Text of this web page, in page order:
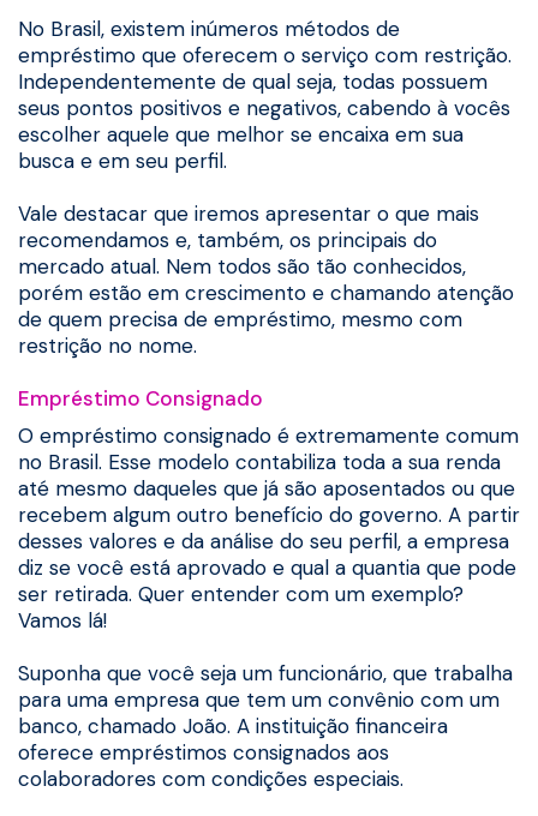
No Brasil, existem inúmeros métodos de
empréstimo que oferecem o serviço com restrição.
Independentemente de qual seja, todas possuem
seus pontos positivos e negativos, cabendo à vocês
escolher aquele que melhor se encaixa em sua
busca e em seu perfil.
Vale destacar que iremos apresentar o que mais
recomendamos e, também, os principais do
mercado atual. Nem todos são tão conhecidos,
porém estão em crescimento e chamando atenção
de quem precisa de empréstimo, mesmo com
restrição no nome.
Empréstimo Consignado
O empréstimo consignado é extremamente comum
no Brasil. Esse modelo contabiliza toda a sua renda
até mesmo daqueles que já são aposentados ou que
recebem algum outro benefício do governo. A partir
desses valores e da análise do seu perfil, a empresa
diz se você está aprovado e qual a quantia que pode
ser retirada. Quer entender com um exemplo?
Vamos lá!
Suponha que você seja um funcionário, que trabalha
para uma empresa que tem um convênio com um
banco, chamado João. A instituição financeira
oferece empréstimos consignados aos
colaboradores com condições especiais.